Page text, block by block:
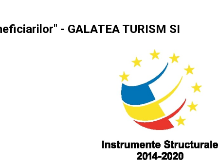
- GALATEA TURISM SI